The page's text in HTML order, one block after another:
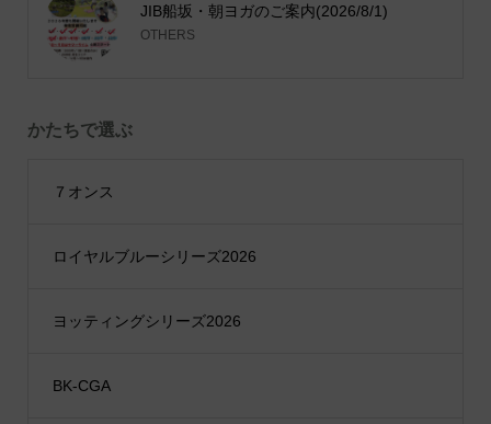
JIB船坂・朝ヨガのご案内(2026/8/1)
OTHERS
かたちで選ぶ
７オンス
ロイヤルブルーシリーズ2026
ヨッティングシリーズ2026
BK-CGA